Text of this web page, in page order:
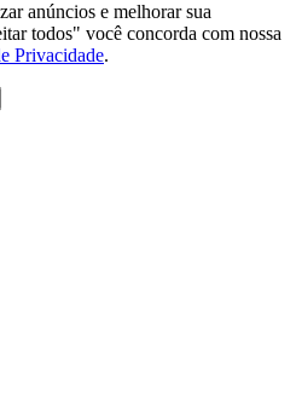
anúncios e melhorar sua
todos" você concorda com nossa
Privacidade.